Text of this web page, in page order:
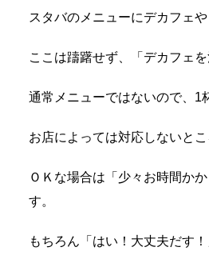
スタバのメニューにデカフェ
ここは躊躇せず、「デカフェ
通常メニューではないので、1
お店によっては対応しないと
ＯＫな場合は「少々お時間か
す。
もちろん「はい！大丈夫だす